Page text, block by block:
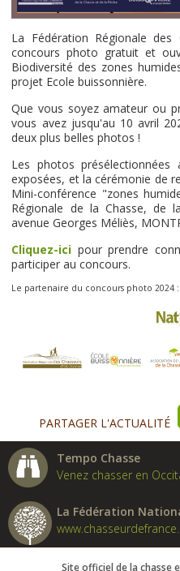
La Fédération Régionale des
concours photo gratuit et
Biodiversité des zones
projet Ecole buissonnière.
Que vous soyez amateur ou
vous avez jusqu'au 10 avril
deux plus belles photos !
Les photos
exposées, et la cérémonie de
Mini-conférence "zones
Régionale de la Chasse, de
avenue Georges Méliès,
Cliquez-ici pour prendre
participer au concours.
Le partenaire du concours photo 2024 :
PARTAGER L'ACTUALITÉ
Tempo Chasse
Venez chasser en
La Fédération
Site officiel de la chasse